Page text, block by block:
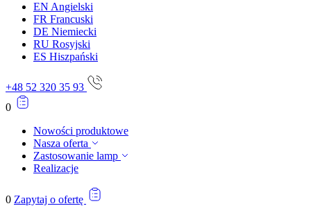
EN Angielski
FR Francuski
DE Niemiecki
RU Rosyjski
ES Hiszpański
+48 52 320 35 93
0
Nowości produktowe
Nasza oferta
Zastosowanie lamp
Realizacje
0 Zapytaj o ofertę